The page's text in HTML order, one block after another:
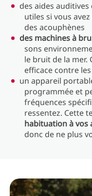
des aides
utiles si vous
des acouphènes
des machines à
sons
le bruit de la mer.
efficace contre
un appareil
programmée et
fréquences
ressentez. Cette
habituation à vos
donc de ne plus